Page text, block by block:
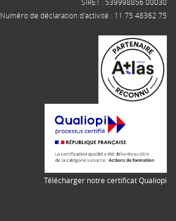
SIRET : 539998856 00030
Numéro de déclaration d'activité : 11 75 48362 75
Télécharger notre certificat Qualiopi